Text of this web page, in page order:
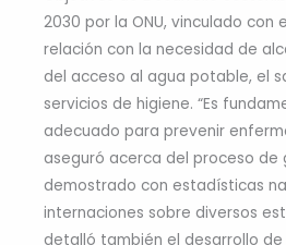
2030 por la ONU, vinculado con
relación con la necesidad de
del acceso al agua potable, el
servicios de higiene. “Es
adecuado para prevenir
aseguró acerca del proceso de
demostrado con estadísticas
internaciones sobre diversos
detalló también el desarrollo